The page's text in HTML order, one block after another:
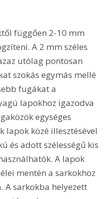
függően 2-10 mm
A 2 mm széles
utólag pontosan
szokás egymás mellé
fugákat a
lapokhoz igazodva
egységes
lapok közé illesztésével
és adott szélességű kis
A lapok
mentén a sarkokhoz
A sarkokba helyezett